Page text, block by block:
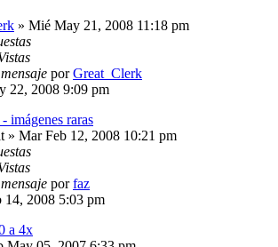
» Mié May 21, 2008 11:18 pm
porGreat_Clerk
22, 2008 9:09 pm
imágenes raras
» Mar Feb 12, 2008 10:21 pm
porfaz
14, 2008 5:03 pm
a 4x